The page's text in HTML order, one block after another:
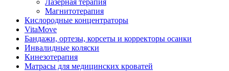
Лазерная терапия
Магнитотерапия
Кислородные концентраторы
VitaMove
Бандажи, ортезы, корсеты и корректоры осанки
Инвалидные коляски
Кинезотерапия
Матрасы для медицинских кроватей